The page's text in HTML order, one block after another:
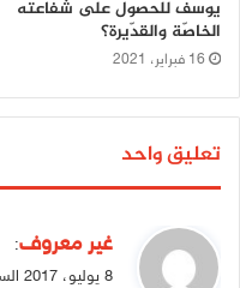
يوسف للحصول على شفاعته
الخاصّة والقدّيرة؟
16 فبراير، 2021
تعليق واحد
ي
ق
غير معروف:
8 يوليو، 2017 الساعة 12:06